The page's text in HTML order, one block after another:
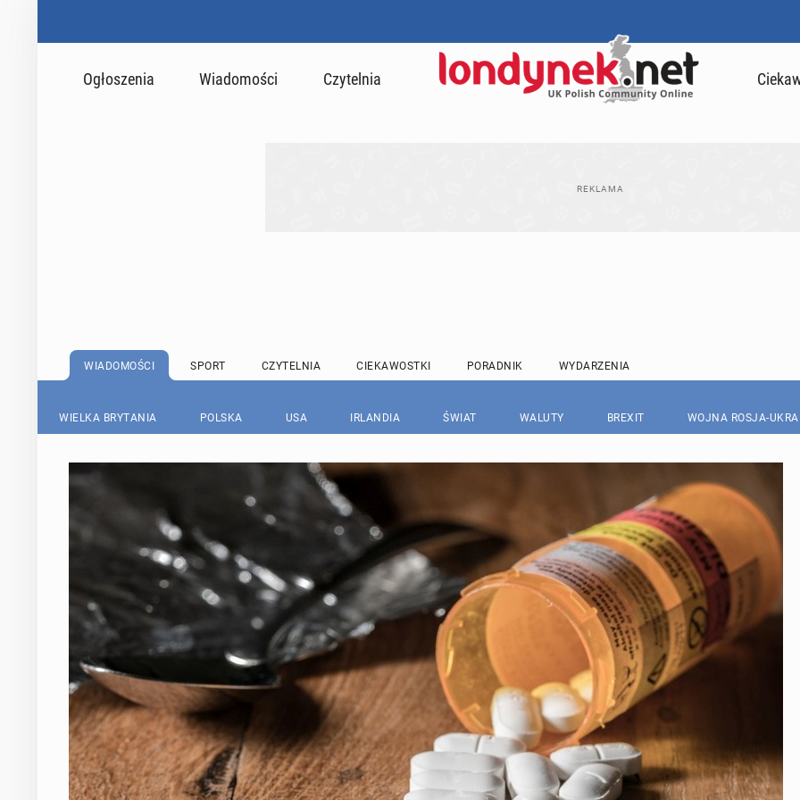
Ogłoszenia Wiadomości Czytelnia
WIADOMOŚCI SPORT CZYTELNIA CIEKAWOSTKI PORADNIK WYDARZENIA
WIELKA BRYTANIA POLSKA USA IRLANDIA ŚWIAT WALUTY BREXIT WOJNA ROSJA-